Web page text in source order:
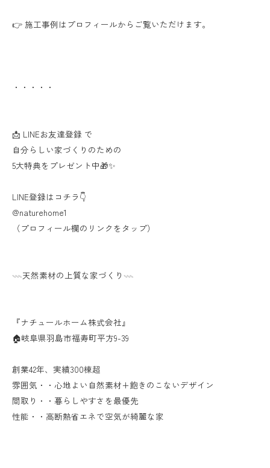
👉 施工事例はプロフィールからご覧いただけます。
・・・・・
📩 LINEお友達登録 で
自分らしい家づくりのための
5大特典をプレゼント中🎁✨
LINE登録はコチラ👇
@naturehome1
（プロフィール欄のリンクをタップ）
𓇠天然素材の上質な家づくり𓇠
『ナチュールホーム株式会社』
🏠岐阜県羽島市福寿町平方9-39
創業42年、実績300棟超
雰囲気・・心地よい自然素材+飽きのこないデザイン
間取り・・暮らしやすさを最優先
性能・・高断熱省エネで空気が綺麗な家